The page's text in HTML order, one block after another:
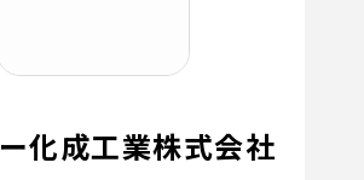
化成工業株式会社